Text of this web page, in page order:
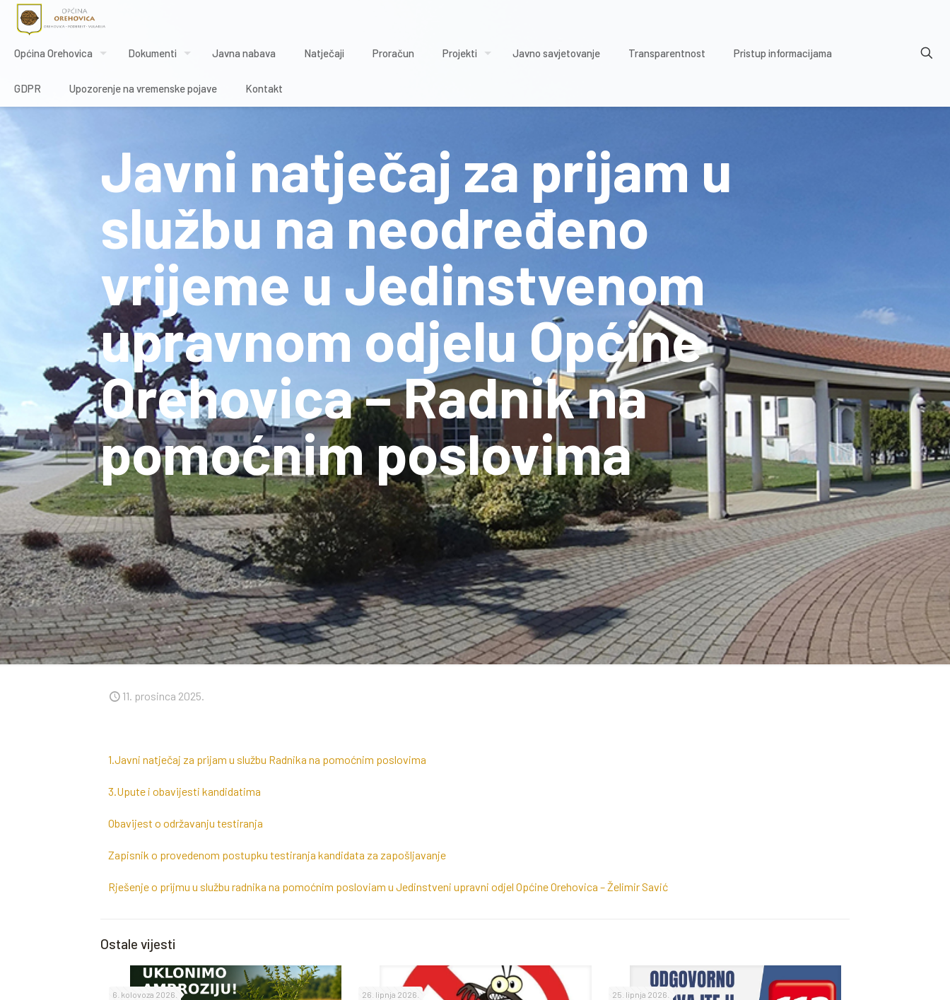
Općina Orehovica Dokumenti Javna nabava Natječaji Proračun Projekti Javno savjetovanje Transparentnost Pristup informacijama
GDPR Upozorenje na vremenske pojave Kontakt
Javni natječaj za prijam u
službu na neodređeno
vrijeme u Jedinstvenom
upravnom odjelu Općine
Orehovica – Radnik na
pomoćnim poslovima
11. prosinca 2025.
1.Javni natječaj za prijam u službu Radnika na pomoćnim poslovima
3.Upute i obavijesti kandidatima
Obavijest o održavanju testiranja
Zapisnik o provedenom postupku testiranja kandidata za zapošljavanje
Rješenje o prijmu u službu radnika na pomoćnim posloviam u Jedinstveni upravni odjel Općine Orehovica – Želimir Savić
Ostale vijesti
6. kolovoza 2026. 26. lipnja 2026. 25. lipnja 2026.